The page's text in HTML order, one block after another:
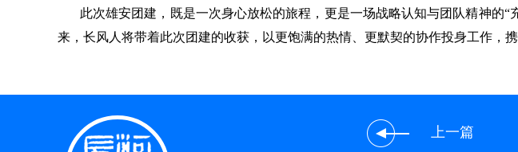
此次雄安团建，既是一次身心放松的旅程，更是一场战略认知与团队精神的
来，长风人将带着此次团建的收获，以更饱满的热情、更默契的协作投身工作，
上一篇